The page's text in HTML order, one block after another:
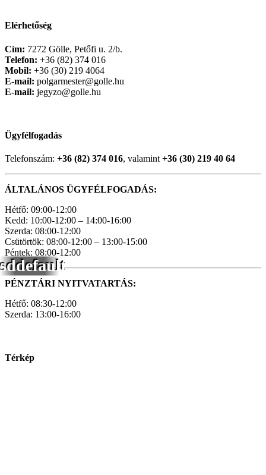
sddefault
Elérhetőség
Cím: 7272 Gölle, Petőfi u. 2/b.
Telefon: +36 (82) 374 016
Mobil: +36 (30) 219 4064
E-mail: polgarmester@golle.hu
E-mail: jegyzo@golle.hu
Ügyfélfogadás
Telefonszám: +36 (82) 374 016, valamint +36 (30) 219 40 64
ÁLTALÁNOS ÜGYFÉLFOGADÁS:
Hétfő: 09:00-12:00
Kedd: 10:00-12:00 – 14:00-16:00
Szerda: 08:00-12:00
Csütörtök: 08:00-12:00 – 13:00-15:00
Péntek: 08:00-12:00
PÉNZTÁRI NYITVATARTÁS:
Hétfő: 08:30-12:00
Szerda: 13:00-16:00
Térkép